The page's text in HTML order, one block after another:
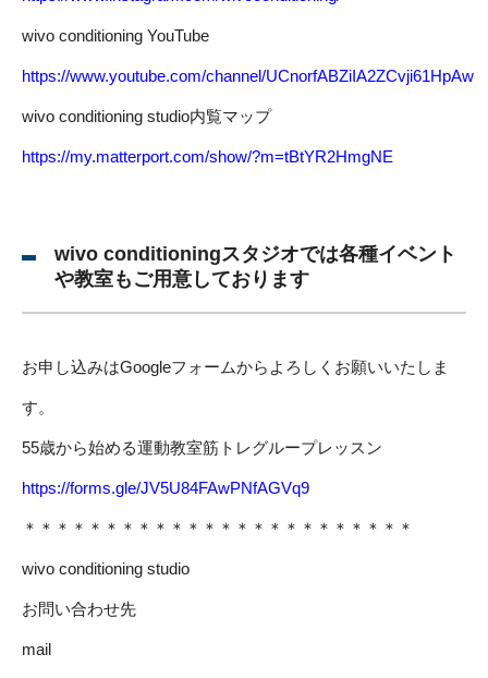
wivo conditioning YouTube
https://www.youtube.com/channel/UCnorfABZiIA2ZCvji61HpAw
wivo conditioning studio内覧マップ
https://my.matterport.com/show/?m=tBtYR2HmgNE
wivo conditioningスタジオでは各種イベント
や教室もご用意しております
お申し込みはGoogleフォームからよろしくお願いいたしま
す。
55歳から始める運動教室筋トレグループレッスン
https://forms.gle/JV5U84FAwPNfAGVq9
＊＊＊＊＊＊＊＊＊＊＊＊＊＊＊＊＊＊＊＊＊＊＊＊
wivo conditioning studio
お問い合わせ先
mail